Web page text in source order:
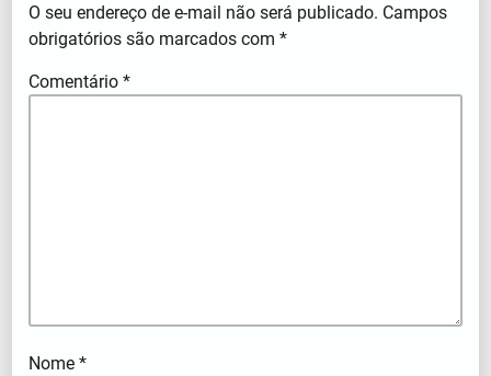
O seu endereço de e-mail não será publicado. Campos
obrigatórios são marcados com*
Comentário*
Nome*